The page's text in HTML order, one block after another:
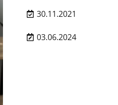
30.11.2021
03.06.2024